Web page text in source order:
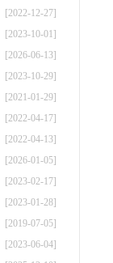
[2022-12-27]
[2023-10-01]
[2026-06-13]
[2023-10-29]
[2021-01-29]
[2022-04-17]
[2022-04-13]
[2026-01-05]
[2023-02-17]
[2023-01-28]
[2019-07-05]
[2023-06-04]